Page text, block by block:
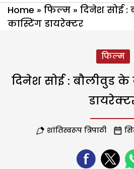
Home » फिल्म » दिनेश सोई :
कास्टिंग डायरेक्टर
फिल्म
दिनेश सोई : बौलीवुड के
शांतिस्वरूप त्रिपाठी